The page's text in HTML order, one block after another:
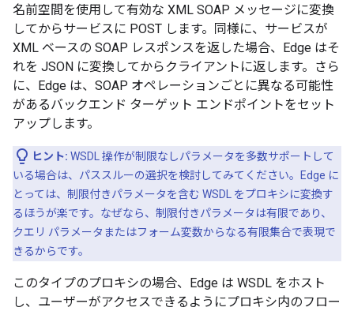
名前空間を使用して有効な XML SOAP メッセージに変換
してからサービスに POST します。同様に、サービスが
XML ベースの SOAP レスポンスを返した場合、Edge はそ
れを JSON に変換してからクライアントに返します。さら
に、Edge は、SOAP オペレーションごとに異なる可能性
があるバックエンド ターゲット エンドポイントをセット
アップします。
ヒント: WSDL 操作が制限なしパラメータを多数サポートして
いる場合は、パススルーの選択を検討してみてください。Edge に
とっては、制限付きパラメータを含む WSDL をプロキシに変換す
るほうが楽です。なぜなら、制限付きパラメータは有限であり、
クエリ パラメータまたはフォーム変数からなる有限集合で表現で
きるからです。
このタイプのプロキシの場合、Edge は WSDL をホスト
し、ユーザーがアクセスできるようにプロキシ内のフロー